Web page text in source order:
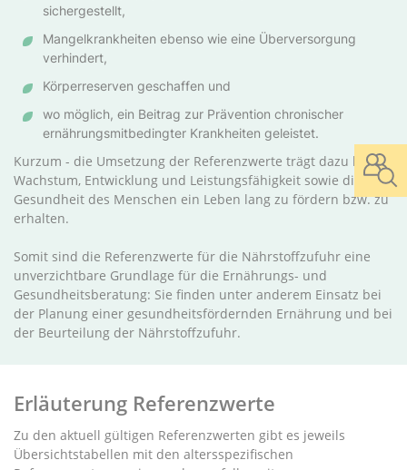
sichergestellt,
Mangelkrankheiten ebenso wie eine Überversorgung
verhindert,
Körperreserven geschaffen und
wo möglich, ein Beitrag zur Prävention chronischer
ernährungsmitbedingter Krankheiten geleistet.
Kurzum - die Umsetzung der Referenzwerte trägt dazu bei,
Wachstum, Entwicklung und Leistungsfähigkeit sowie die
Gesundheit des Menschen ein Leben lang zu fördern bzw. zu
erhalten.
Somit sind die Referenzwerte für die Nährstoffzufuhr eine
unverzichtbare Grundlage für die Ernährungs- und
Gesundheitsberatung: Sie finden unter anderem Einsatz bei
der Planung einer gesundheitsfördernden Ernährung und bei
der Beurteilung der Nährstoffzufuhr.
Erläuterung Referenzwerte
Zu den aktuell gültigen Referenzwerten gibt es jeweils
Übersichtstabellen mit den altersspezifischen